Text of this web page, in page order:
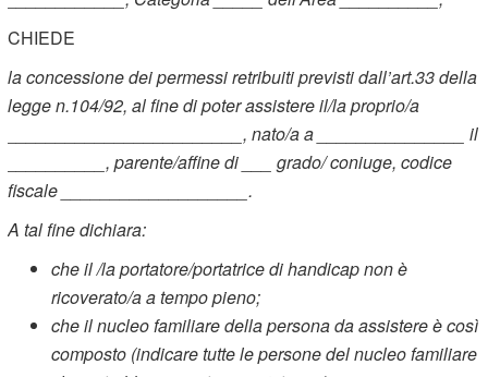
CHIEDE
la concessione dei permessi retribuiti previsti dall’art.33 della
legge n.104/92, al fine di poter assistere il/la proprio/a
________________________, nato/a a _______________ il
__________, parente/affine di ___ grado/ coniuge, codice
fiscale ___________________.
A tal fine dichiara:
che il /la portatore/portatrice di handicap non è
ricoverato/a a tempo pieno;
che il nucleo familiare della persona da assistere è così
composto (indicare tutte le persone del nucleo familiare